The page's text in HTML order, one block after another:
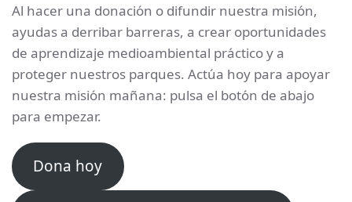
Al hacer una donación o difundir nuestra misión,
ayudas a derribar barreras, a crear oportunidades
de aprendizaje medioambiental práctico y a
proteger nuestros parques. Actúa hoy para apoyar
nuestra misión mañana: pulsa el botón de abajo
para empezar.
Dona hoy